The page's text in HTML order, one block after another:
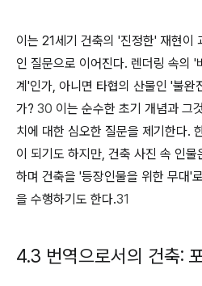
이는 21세기 건축의 '진정한' 재현이
인 질문으로 이어진다. 렌더링 속의 '
계'인가, 아니면 타협의 산물인 '불완
가? 30 이는 순수한 초기 개념과 그
치에 대한 심오한 질문을 제기한다.
이 되기도 하지만, 건축 사진 속 인
하며 건축을 '등장인물을 위한 무대'
을 수행하기도 한다.31
4.3 번역으로서의 건축: